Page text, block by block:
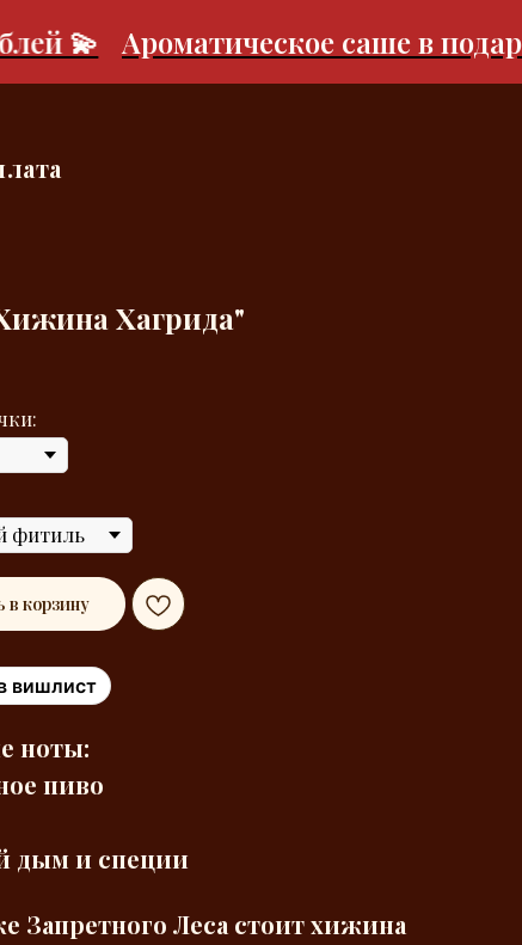
💫 Ароматическое саше в подарок
Хагрида"
в корзину
вишлист
ноты:
пиво
дым и специи
Запретного Леса стоит хижина